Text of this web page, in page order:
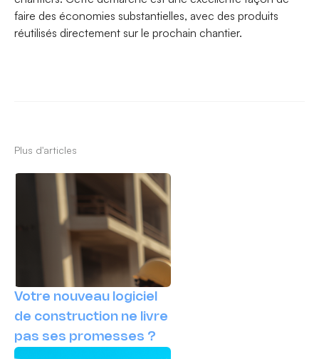
faire des économies substantielles, avec des produits
réutilisés directement sur le prochain chantier.
Plus d'articles
Votre nouveau logiciel
de construction ne livre
pas ses promesses ?